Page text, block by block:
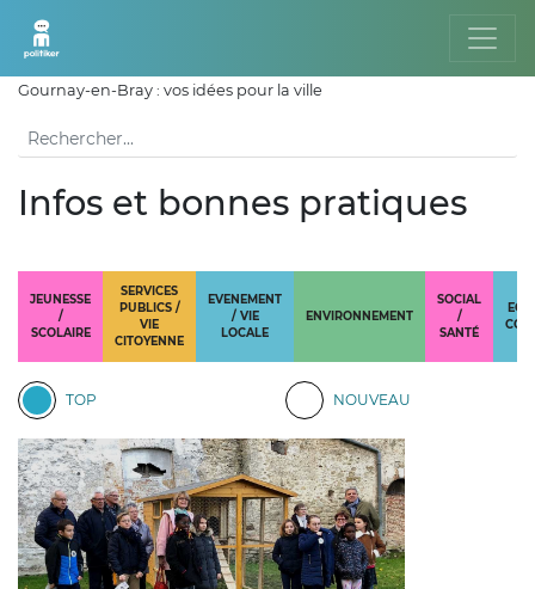
Gournay-en-Bray : vos idées pour la ville
Infos et bonnes pratiques
JEUNESSE
/
SCOLAIRE
SERVICES
PUBLICS /
VIE
CITOYENNE
EVENEMENT
/ VIE
LOCALE
ENVIRONNEMENT
SOCIAL
/
SANTÉ
TOP NOUVEAU